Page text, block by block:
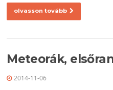
olvasson tovább
Meteorák,
2014-11-06